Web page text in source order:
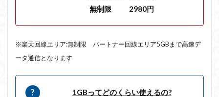
無制限 2980円
※楽天回線エリア:無制限 パートナー回線エリア5GBまで高速デ
ータ通信となります
1GBってどのくらい使えるの?